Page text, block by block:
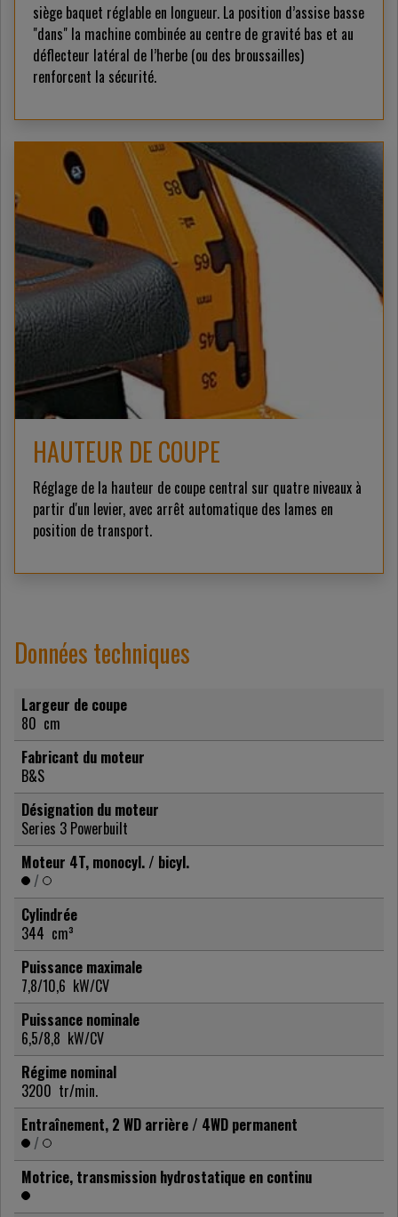
siège baquet réglable en longueur. La position d’assise basse
"dans" la machine combinée au centre de gravité bas et au
déflecteur latéral de l’herbe (ou des broussailles)
renforcent la sécurité.
HAUTEUR DE COUPE
Réglage de la hauteur de coupe central sur quatre niveaux à
partir d'un levier, avec arrêt automatique des lames en
position de transport.
Données techniques
Largeur de coupe
80 cm
Fabricant du moteur
B&S
Désignation du moteur
Series 3 Powerbuilt
Moteur 4T, monocyl. / bicyl.
/
Cylindrée
344 cm³
Puissance maximale
7,8/10,6 kW/CV
Puissance nominale
6,5/8,8 kW/CV
Régime nominal
3200 tr/min.
Entraînement, 2 WD arrière / 4WD permanent
/
Motrice, transmission hydrostatique en continu